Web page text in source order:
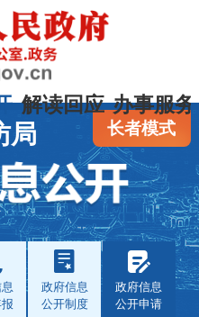
解读回应 办事服务
长者模式
局
政府信息
公开制度
政府信息
公开申请